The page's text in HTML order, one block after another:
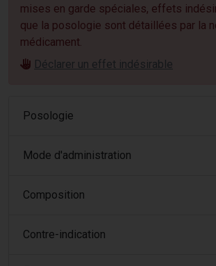
mises en garde spéciales, effets
que la posologie sont détaillées par la
médicament.
Déclarer un effet indésirable
Posologie
Mode d'administration
Composition
Contre-indication